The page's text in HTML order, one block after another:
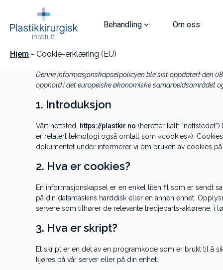
innhold
Behandling Om oss
Hjem - Cookie-erklæring (EU)
Denne informasjonskapselpolicyen ble sist oppdatert den
opphold i det europeiske økonomiske samarbeidsområdet
1. Introduksjon
Vårt nettsted, https://plastkir.no (heretter kalt:
er relatert teknologi også omtalt som «cookies»).
dokumentet under informerer vi om bruken av cookies på
2. Hva er cookies?
En informasjonskapsel er en enkel liten fil som er sendt
på din datamaskins harddisk eller en annen enhet.
servere som tilhører de relevante tredjeparts-aktørene, i
3. Hva er skript?
Et skript er en del av en programkode som er brukt til å
kjøres på vår server eller på din enhet.